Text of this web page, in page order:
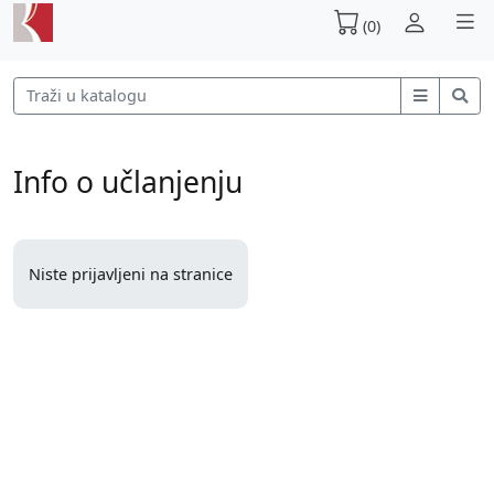
(0)
Info o učlanjenju
Niste prijavljeni na stranice